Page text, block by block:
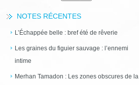
NOTES RÉCENTES
L’Échappée belle : bref été de rêverie
Les graines du figuier sauvage : l’ennemi
intime
Merhan Tamadon : Les zones obscures de la